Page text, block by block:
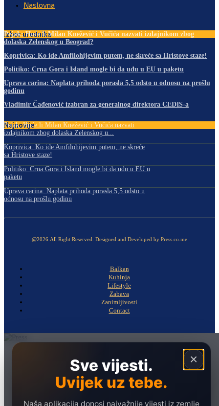
Naslovna
Izbor urednika
Pejak: Hoće li Milan Knežević i Vučića nazvati izdajnikom zbog
dolaska Zelenskog u Beograd?
Koprivica: Ko ide Amfilohijevim putem, ne skreće sa Hristove staze!
Politiko: Crna Gora i Island mogle bi da uđu u EU u paketu
Uprava carina: Naplata prihoda porasla 5,5 odsto u odnosu na prošlu
godinu
Vladimir Čađenović izabran za generalnog direktora CEDIS-a
Najnovije
Pejak: Hoće li Milan Knežević i Vučića nazvati
izdajnikom zbog dolaska Zelenskog u...
Koprivica: Ko ide Amfilohijevim putem, ne skreće
sa Hristove staze!
Politiko: Crna Gora i Island mogle bi da uđu u EU u
paketu
Uprava carina: Naplata prihoda porasla 5,5 odsto u
odnosu na prošlu godinu
@2026.All Right Reserved. Designed and Developed by Press.co.me
Balkan
Kuhinja
Lifestyle
Zabava
Zanimljivosti
Contact
×
Sve vijesti.
Uvijek uz tebe.
Naša aplikacija donosi najvažnije vijesti iz zemlje